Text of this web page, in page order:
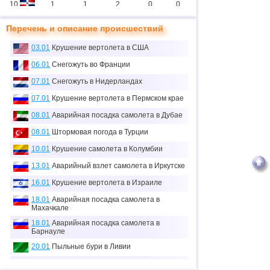
10 1 1 2 0 0
11
12 1
13 3 1 2
14 1 1 0
15 3 2 5 2 7
16 1 0 0 0 0
17
≈
тыс.
18 1 0 0 0 0
19 2 2 1 0
20 1 0 2 0
21 1 0 0 0
22 2 0 0
Перечень и описание происшествий
03.01 Крушение вертолета в США
06.01 Снегожуть во Франции
07.01 Снегожуть в Нидерландах
07.01 Крушение вертолета в Пермском крае
08.01 Аварийная посадка самолета в Дубае
08.01 Штормовая погода в Турции
10.01 Крушение самолета в Колумбии
13.01 Аварийный взлет самолета в Иркутске
16.01 Крушение вертолета в Израиле
18.01 Аварийная посадка самолета в
Махачкале
18.01 Аварийная посадка самолета в
Барнауле
20.01 Пыльные бури в Ливии